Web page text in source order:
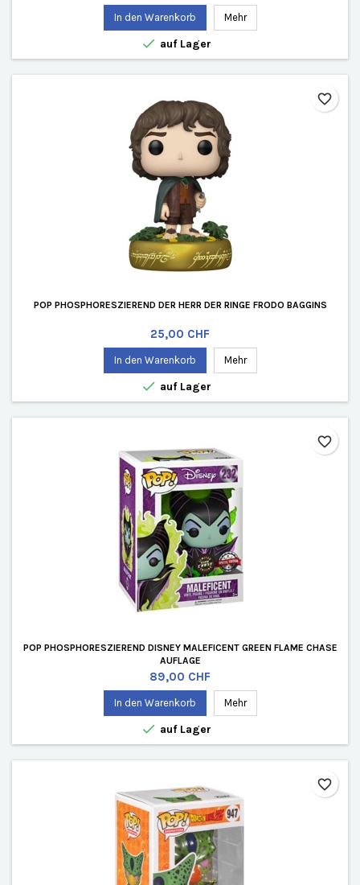
In den Warenkorb Mehr
 auf Lager
POP PHOSPHORESZIEREND DER HERR DER RINGE FRODO BAGGINS
Preis
25,00 CHF
In den Warenkorb Mehr
 auf Lager
favorite_border
POP PHOSPHORESZIEREND DISNEY MALEFICENT GREEN FLAME CHASE
AUFLAGE
Preis
89,00 CHF
In den Warenkorb Mehr
 auf Lager
favorite_border
favorite_border